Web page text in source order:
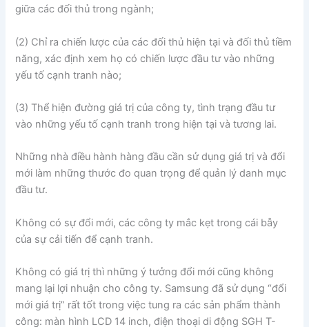
giữa các đối thủ trong ngành;
(2) Chỉ ra chiến lược của các đối thủ hiện tại và đối thủ tiềm
năng, xác định xem họ có chiến lược đầu tư vào những
yếu tố cạnh tranh nào;
(3) Thể hiện đường giá trị của công ty, tình trạng đầu tư
vào những yếu tố cạnh tranh trong hiện tại và tương lai.
Những nhà điều hành hàng đầu cần sử dụng giá trị và đổi
mới làm những thước đo quan trọng để quản lý danh mục
đầu tư.
Không có sự đổi mới, các công ty mắc kẹt trong cái bẫy
của sự cải tiến để cạnh tranh.
Không có giá trị thì những ý tưởng đổi mới cũng không
mang lại lợi nhuận cho công ty. Samsung đã sử dụng “đổi
mới giá trị” rất tốt trong việc tung ra các sản phẩm thành
công: màn hình LCD 14 inch, điện thoại di động SGH T-